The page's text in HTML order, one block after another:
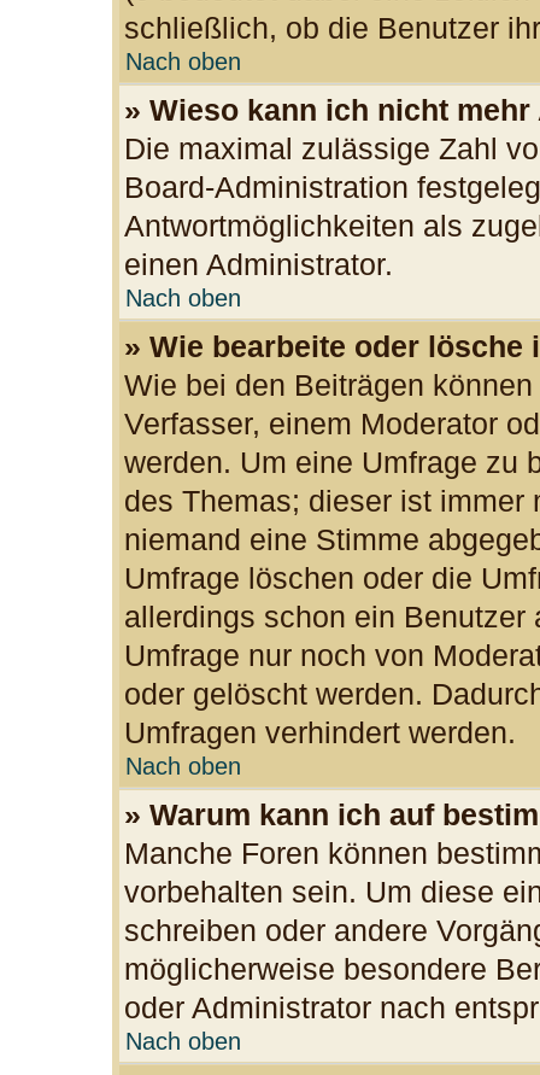
schließlich, ob die Benutzer
Nach oben
» Wieso kann ich nicht
Die maximal zulässige Zahl
Board-Administration
Antwortmöglichkeiten als
einen Administrator.
Nach oben
» Wie bearbeite oder lösche
Wie bei den Beiträgen
Verfasser, einem Moderator
werden. Um eine Umfrage zu
des Themas; dieser ist immer
niemand eine Stimme
Umfrage löschen oder die
allerdings schon ein
Umfrage nur noch von
oder gelöscht werden.
Umfragen verhindert werden.
Nach oben
» Warum kann ich auf
Manche Foren können
vorbehalten sein. Um diese
schreiben oder andere
möglicherweise besondere
oder Administrator nach
Nach oben